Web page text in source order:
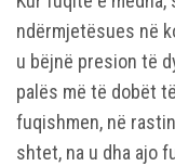
ndërmjetësues në
u bëjnë presion të
palës më të dobët
fuqishmen, në
shtet, na u dha ajo